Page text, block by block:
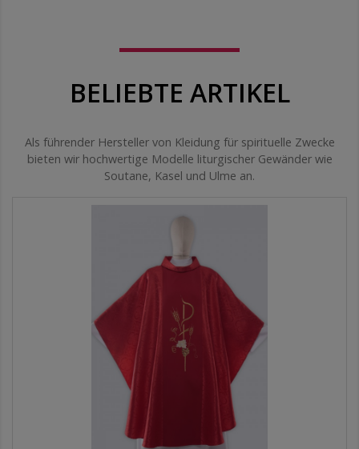
BELIEBTE ARTIKEL
Als führender Hersteller von Kleidung für spirituelle Zwecke
bieten wir hochwertige Modelle liturgischer Gewänder wie
Soutane, Kasel und Ulme an.